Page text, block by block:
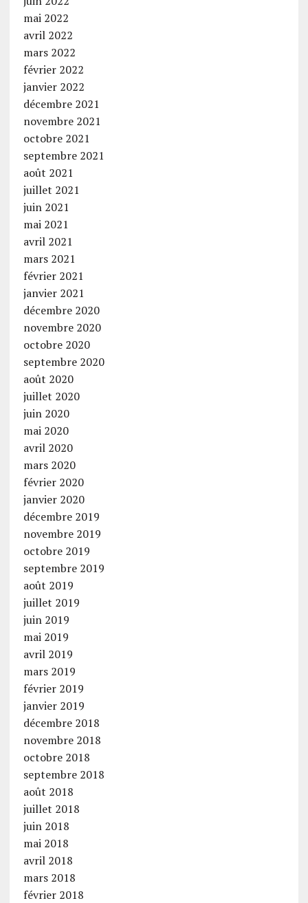
mai 2022
avril 2022
mars 2022
février 2022
janvier 2022
décembre 2021
novembre 2021
octobre 2021
septembre 2021
août 2021
juillet 2021
juin 2021
mai 2021
avril 2021
mars 2021
février 2021
janvier 2021
décembre 2020
novembre 2020
octobre 2020
septembre 2020
août 2020
juillet 2020
juin 2020
mai 2020
avril 2020
mars 2020
février 2020
janvier 2020
décembre 2019
novembre 2019
octobre 2019
septembre 2019
août 2019
juillet 2019
juin 2019
mai 2019
avril 2019
mars 2019
février 2019
janvier 2019
décembre 2018
novembre 2018
octobre 2018
septembre 2018
août 2018
juillet 2018
juin 2018
mai 2018
avril 2018
mars 2018
février 2018